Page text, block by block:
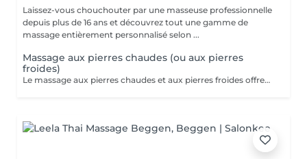
Laissez-vous chouchouter par une masseuse professionnelle
depuis plus de 16 ans et découvrez tout une gamme de
massage entièrement personnalisé selon ...
Massage aux pierres chaudes (ou aux pierres
froides)
Le massage aux pierres chaudes et aux pierres froides offrent des expériences differentes, chacune avec ses propres bienfaits. Le massage aux pierres chaudes est idéal pour la détente musculaire, la réduction du stress et l'amélioration de la circulation sanguine. Le massage aux pierres froides, quant à lui, est plus adapté pour soulager les inflammations, les douleurs aigues et pour une expérience revigorante, surtout pendant les périodes de chaleur.